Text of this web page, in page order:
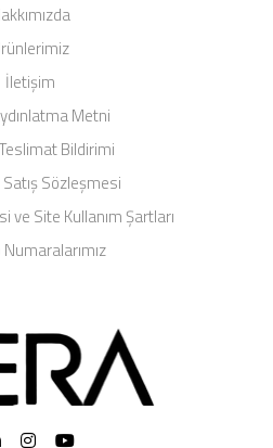
İletişim
Metni
Bildirimi
Sözleşmesi
ve Site Kullanım Şartları